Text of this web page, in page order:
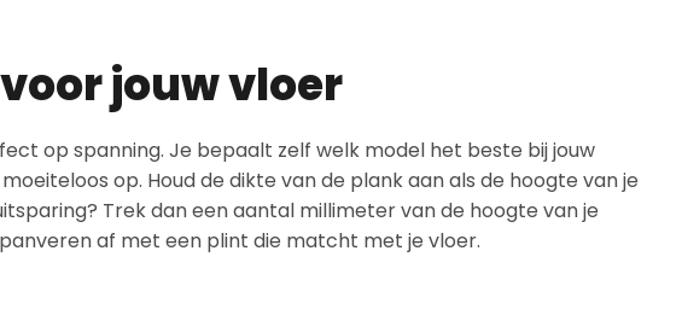
jouw vloer
op spanning. Je bepaalt zelf welk model het beste bij jouw
op. Houd de dikte van de plank aan als de hoogte van je
Trek dan een aantal millimeter van de hoogte van je
af met een plint die matcht met je vloer.